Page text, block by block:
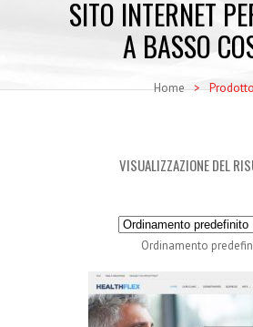
Siti
Siti
Seo a
SITO INTERNET
A BASSO
Home >
VISUALIZZAZIONE DEL
Ordinamento